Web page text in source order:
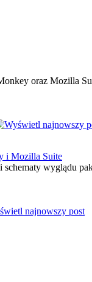
oraz Mozilla
i Mozilla Suite
schematy wyglądu